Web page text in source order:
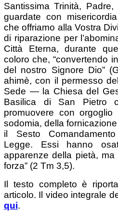
Santissima Trinità,
guardate con
che offriamo alla Vostra
di riparazione per
Città Eterna, durante
coloro che, “convertendo
del nostro Signore Dio”
ahimè, con il permesso
Sede — la Chiesa del
Basilica di San Pietro
promuovere con orgoglio
sodomia, della
il Sesto
Legge. Essi hanno
apparenze della pietà,
forza” (2 Tm 3,5).
Il testo completo è
articolo. Il video integrale
qui.